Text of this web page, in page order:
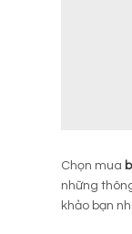
Chọn mua
những
khảo bạn